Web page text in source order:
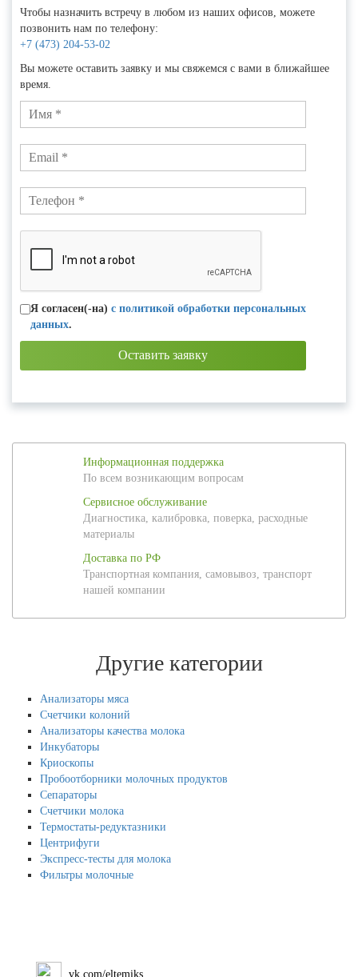
Чтобы назначить встречу в любом из наших офисов, можете
позвонить нам по телефону:
+7 (473) 204-53-02
Вы можете оставить заявку и мы свяжемся с вами в ближайшее
время.
Я согласен(-на) с политикой обработки персональных
данных.
Информационная поддержка
По всем возникающим вопросам
Сервисное обслуживание
Диагностика, калибровка, поверка, расходные
материалы
Доставка по РФ
Транспортная компания, самовывоз, транспорт
нашей компании
Другие категории
Анализаторы мяса
Счетчики колоний
Анализаторы качества молока
Инкубаторы
Криоскопы
Пробоотборники молочных продуктов
Сепараторы
Счетчики молока
Термостаты-редуктазники
Центрифуги
Экспресс-тесты для молока
Фильтры молочные
vk.com/eltemiks